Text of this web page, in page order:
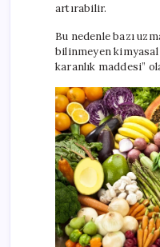
artırabilir.
Bu nedenle bazı
bilinmeyen
karanlık maddesi”